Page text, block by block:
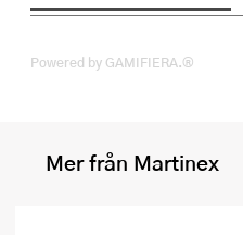
Powered by GAMIFIERA.®
Mer från Martinex